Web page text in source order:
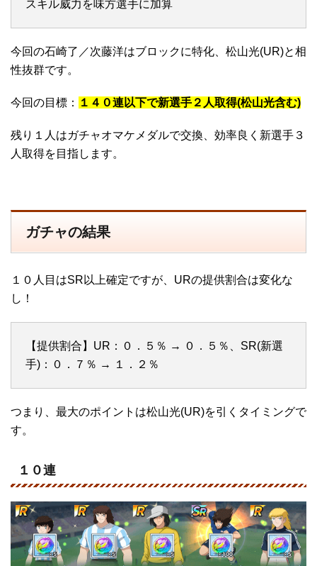
スキル威力を味方選手に加算
今回の石崎了／次藤洋はブロックに特化、松山光(UR)と相
性抜群です。
今回の目標： １４０連以下で新選手２人取得(松山光含む)
残り１人はガチャオマケメダルで交換、効率良く新選手３
人取得を目指します。
ガチャの結果
１０人目はSR以上確定ですが、URの提供割合は変化な
し！
【提供割合】UR：０．５％ → ０．５％、SR(新選
手)：０．７％ → １．２％
つまり、最大のポイントは松山光(UR)を引くタイミングで
す。
１０連